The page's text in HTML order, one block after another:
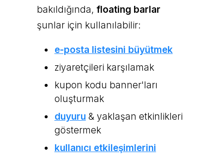
bakıldığında, floating barlar
şunlar için kullanılabilir:
e-posta listesini büyütmek
ziyaretçileri karşılamak
kupon kodu banner'ları
oluşturmak
duyuru & yaklaşan etkinlikleri
göstermek
kullanıcı etkileşimlerini